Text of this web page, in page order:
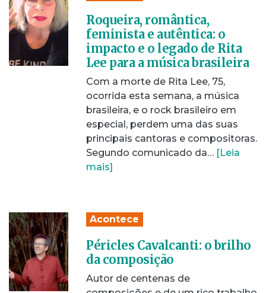
Roqueira, romântica,
feminista e autêntica: o
impacto e o legado de Rita
Lee para a música brasileira
Com a morte de Rita Lee, 75,
ocorrida esta semana, a música
brasileira, e o rock brasileiro em
especial, perdem uma das suas
principais cantoras e compositoras.
Segundo comunicado da… [Leia
mais]
Acontece
Péricles Cavalcanti: o brilho
da composição
Autor de centenas de